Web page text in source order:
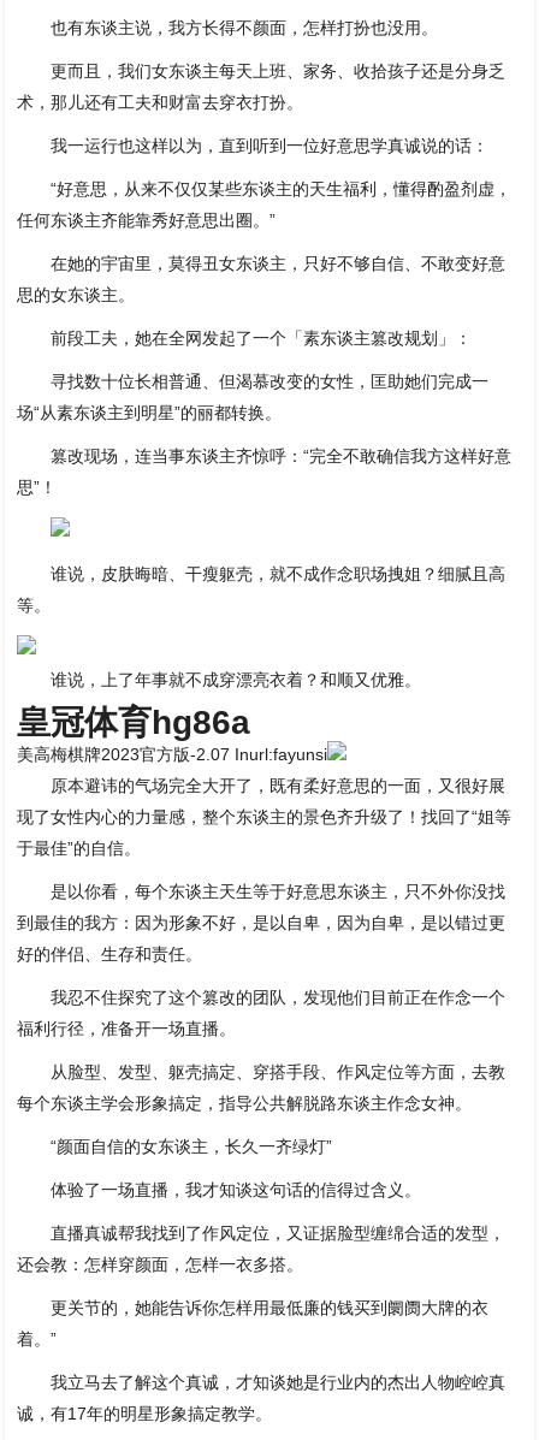
也有东谈主说，我方长得不颜面，怎样打扮也没用。
更而且，我们女东谈主每天上班、家务、收拾孩子还是分身乏
术，那儿还有工夫和财富去穿衣打扮。
我一运行也这样以为，直到听到一位好意思学真诚说的话：
“好意思，从来不仅仅某些东谈主的天生福利，懂得酌盈剂虚，
任何东谈主齐能靠秀好意思出圈。”
在她的宇宙里，莫得丑女东谈主，只好不够自信、不敢变好意
思的女东谈主。
前段工夫，她在全网发起了一个「素东谈主篡改规划」：
寻找数十位长相普通、但渴慕改变的女性，匡助她们完成一
场“从素东谈主到明星”的丽都转换。
篡改现场，连当事东谈主齐惊呼：“完全不敢确信我方这样好意
思”！
谁说，皮肤晦暗、干瘦躯壳，就不成作念职场拽姐？细腻且高
等。
谁说，上了年事就不成穿漂亮衣着？和顺又优雅。
皇冠体育hg86a
美高梅棋牌2023官方版-2.07 Inurl:fayunsi
原本避讳的气场完全大开了，既有柔好意思的一面，又很好展
现了女性内心的力量感，整个东谈主的景色齐升级了！找回了“姐等
于最佳”的自信。
是以你看，每个东谈主天生等于好意思东谈主，只不外你没找
到最佳的我方：因为形象不好，是以自卑，因为自卑，是以错过更
好的伴侣、生存和责任。
我忍不住探究了这个篡改的团队，发现他们目前正在作念一个
福利行径，准备开一场直播。
从脸型、发型、躯壳搞定、穿搭手段、作风定位等方面，去教
每个东谈主学会形象搞定，指导公共解脱路东谈主作念女神。
“颜面自信的女东谈主，长久一齐绿灯”
体验了一场直播，我才知谈这句话的信得过含义。
直播真诚帮我找到了作风定位，又证据脸型缠绵合适的发型，
还会教：怎样穿颜面，怎样一衣多搭。
更关节的，她能告诉你怎样用最低廉的钱买到阛阓大牌的衣
着。”
我立马去了解这个真诚，才知谈她是行业内的杰出人物崆崆真
诚，有17年的明星形象搞定教学。